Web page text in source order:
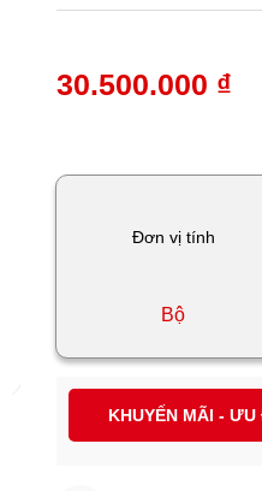
Đơn vị tính
Bộ
30.500.000 ₫
KHUYẾN MÃI - ƯU